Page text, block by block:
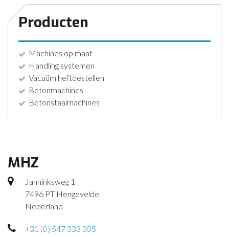
Producten
Machines op maat
Handling systemen
Vacuüm heftoestellen
Betonmachines
Betonstaalmachines
MHZ
Janninksweg 1
7496 PT Hengevelde
Nederland
+31 (0) 547 333 305